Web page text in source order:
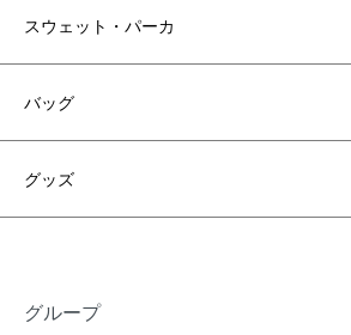
スウェット・パーカ
バッグ
グッズ
グループ